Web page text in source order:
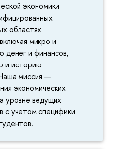
экономики
областях
микро и
денег и финансов,
и историю
миссия —
экономических
уровне ведущих
с учетом специфики